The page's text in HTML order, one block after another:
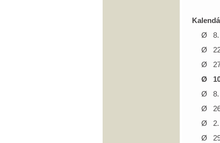
Ø 8.
Ø 22.
Ø 27.
Ø
Ø 8.
Ø 26.
Ø 2.
Ø 29.